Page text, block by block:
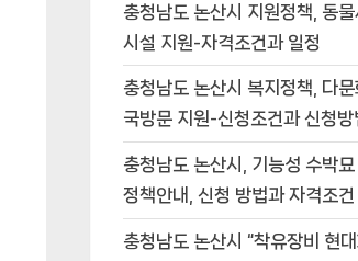
충청남도 논산시 지원정책, 동물
시설 지원-자격조건과 일정
충청남도 논산시 복지정책, 다
국방문 지원-신청조건과 신청방
충청남도 논산시, 기능성 수박
정책안내, 신청 방법과 자격조건
충청남도 논산시 “착유장비 현